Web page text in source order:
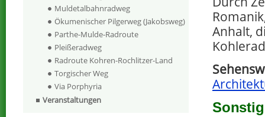
Anhalt,
Muldetalbahnradweg
Ökumenischer Pilgerweg (Jakobsweg)
Parthe-Mulde-Radroute
Pleißeradweg
Radroute Kohren-Rochlitzer-Land
Torgischer Weg
Via Porphyria
Veranstaltungen